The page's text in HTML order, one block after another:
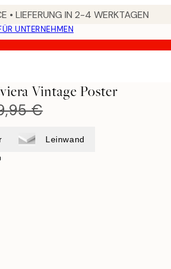
• LIEFERUNG IN 2-4 WERKTAGEN
UNTERNEHMEN
Vintage Poster
€
Leinwand